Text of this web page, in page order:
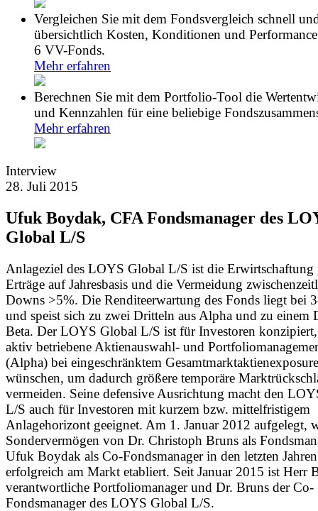
Vergleichen Sie mit dem Fondsvergleich schnell
übersichtlich Kosten, Konditionen und
6 VV-Fonds.
Mehr erfahren
Berechnen Sie mit dem Portfolio-Tool die
und Kennzahlen für eine beliebige
Mehr erfahren
Interview
28. Juli 2015
Ufuk Boydak, CFA Fondsmanager des
Global L/S
Anlageziel des LOYS Global L/S ist die Erwirtschaftung
Erträge auf Jahresbasis und die Vermeidung
Downs >5%. Die Renditeerwartung des Fonds liegt bei
und speist sich zu zwei Dritteln aus Alpha und zu einem
Beta. Der LOYS Global L/S ist für Investoren
aktiv betriebene Aktienauswahl- und
(Alpha) bei eingeschränktem
wünschen, um dadurch größere temporäre
vermeiden. Seine defensive Ausrichtung macht den
L/S auch für Investoren mit kurzem bzw. mittelfristigem
Anlagehorizont geeignet. Am 1. Januar 2012 aufgelegt,
Sondervermögen von Dr. Christoph Bruns als
Ufuk Boydak als Co-Fondsmanager in den letzten Jahren
erfolgreich am Markt etabliert. Seit Januar 2015 ist Herr
verantwortliche Portfoliomanager und Dr. Bruns der Co-
Fondsmanager des LOYS Global L/S.